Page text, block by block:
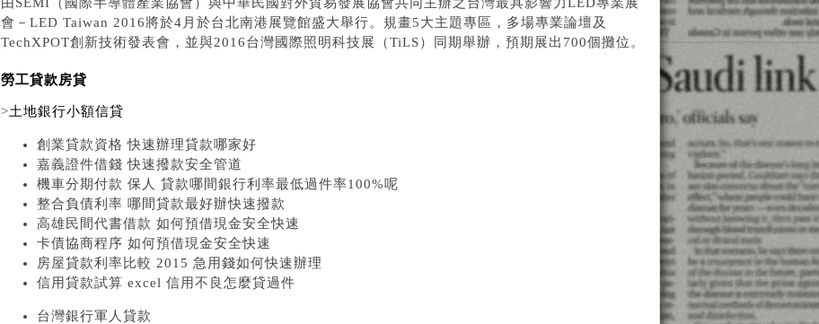
會－LED Taiwan 2016將於4月於台北南港展覽館盛大舉行。規畫5大主題專區，多場專業論壇及
TechXPOT創新技術發表會，並與2016台灣國際照明科技展（TiLS）同期舉辦，預期展出700個攤位。
勞工貸款房貸
>土地銀行小額信貸
創業貸款資格 快速辦理貸款哪家好
嘉義證件借錢 快速撥款安全管道
機車分期付款 保人 貸款哪間銀行利率最低過件率100%呢
整合負債利率 哪間貸款最好辦快速撥款
高雄民間代書借款 如何預借現金安全快速
卡債協商程序 如何預借現金安全快速
房屋貸款利率比較 2015 急用錢如何快速辦理
信用貸款試算 excel 信用不良怎麼貸過件
台灣銀行軍人貸款